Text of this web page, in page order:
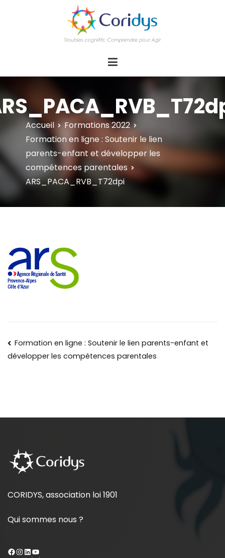
d'actions Information Accompagnement
Innovation/E­xpertise Formations autour des
troubles cognitifs dys ou acquis
Accueil
Formations 2022
Formation en ligne : Soutenir le lien
parents-enfant et développer les
compétences parentales
ARS_PACA_RVB_T72dpi
Formation en ligne : Soutenir le lien parents-enfant et
développer les compétences parentales
CORIDYS, association loi 1901
Qui sommes nous ?